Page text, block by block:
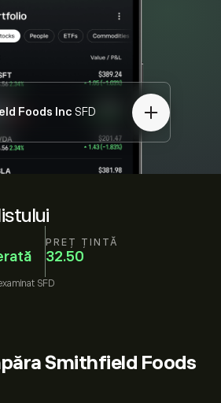
PREȚ ȚINTĂ
32.50
SFD
Foods Inc SFD
Smithfield Foods